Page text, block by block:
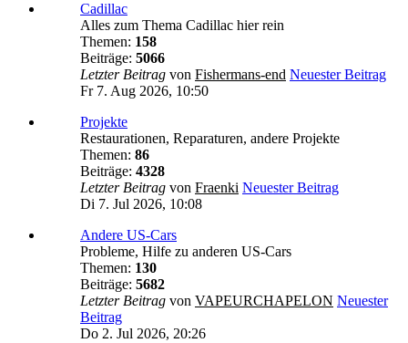
Cadillac
Alles zum Thema Cadillac hier rein
Themen: 158
Beiträge: 5066
Letzter Beitrag von Fishermans-end Neuester Beitrag
Fr 7. Aug 2026, 10:50
Projekte
Restaurationen, Reparaturen, andere Projekte
Themen: 86
Beiträge: 4328
Letzter Beitrag von Fraenki Neuester Beitrag
Di 7. Jul 2026, 10:08
Andere US-Cars
Probleme, Hilfe zu anderen US-Cars
Themen: 130
Beiträge: 5682
Letzter Beitrag von VAPEURCHAPELON Neuester
Beitrag
Do 2. Jul 2026, 20:26